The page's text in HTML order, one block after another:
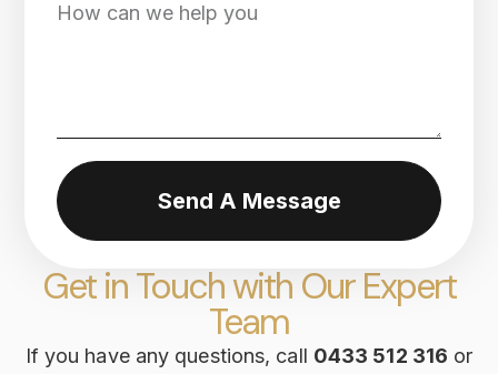
Get in Touch with Our Expert
Team
If you have any questions, call 0433 512 316 or
Send A Message